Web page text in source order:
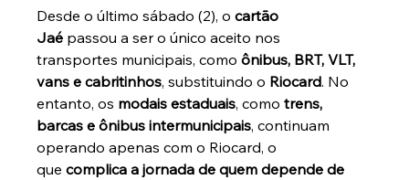
Desde o último sábado (2), o cartão
Jaé passou a ser o único aceito nos
transportes municipais, como ônibus, BRT, VLT,
vans e cabritinhos, substituindo o Riocard. No
entanto, os modais estaduais, como trens,
barcas e ônibus intermunicipais, continuam
operando apenas com o Riocard, o
que complica a jornada de quem depende de